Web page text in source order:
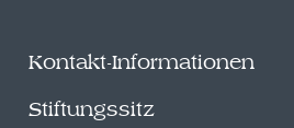
Kontakt-Informationen
Stiftungssitz